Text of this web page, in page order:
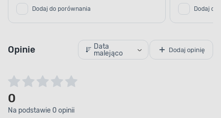
Dodaj do porównania Dodaj do
Opinie
Data
malejąco
Dodaj opinię
0
Na podstawie 0 opinii